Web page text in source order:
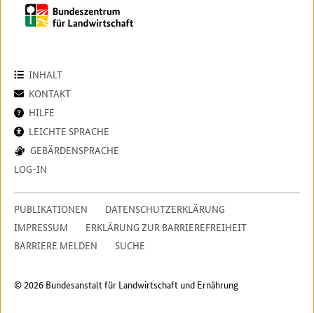
INHALT
KONTAKT
HILFE
LEICHTE SPRACHE
GEBÄRDENSPRACHE
LOG-IN
PUBLIKATIONEN
DATENSCHUTZERKLÄRUNG
IMPRESSUM
ERKLÄRUNG ZUR BARRIEREFREIHEIT
BARRIERE MELDEN
SUCHE
© 2026 Bundesanstalt für Landwirtschaft und Ernährung